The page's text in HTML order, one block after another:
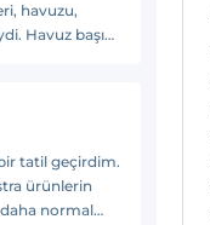
havuzu,
Havuz başı
oldukça ideal.
Fiyatlarıda
herkese
tatil geçirdim.
ürünlerin
normal